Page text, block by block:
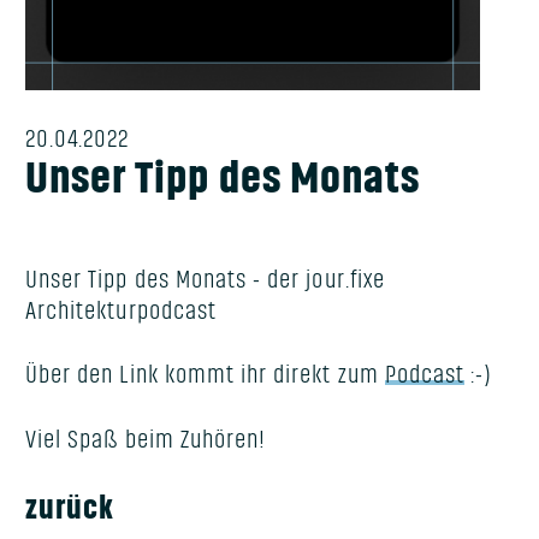
20.04.2022
Unser Tipp des Monats
Unser Tipp des Monats - der jour.fixe
Architekturpodcast
Über den Link kommt ihr direkt zum Podcast :-)
Viel Spaß beim Zuhören!
zurück